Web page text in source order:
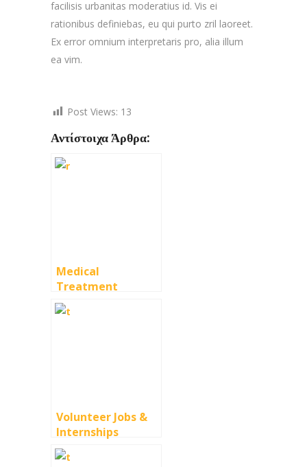
facilisis urbanitas moderatius id. Vis ei
rationibus definiebas, eu qui purto zril laoreet.
Ex error omnium interpretaris pro, alia illum
ea vim.
Post Views: 13
Αντίστοιχα Άρθρα:
Medical
Treatment
Volunteer Jobs &
Internships